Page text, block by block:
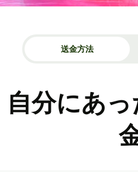
送金方法
自分にあ